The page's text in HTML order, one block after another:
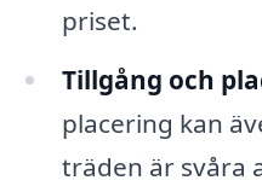
priset.
Tillgång och
placering kan
träden är svåra